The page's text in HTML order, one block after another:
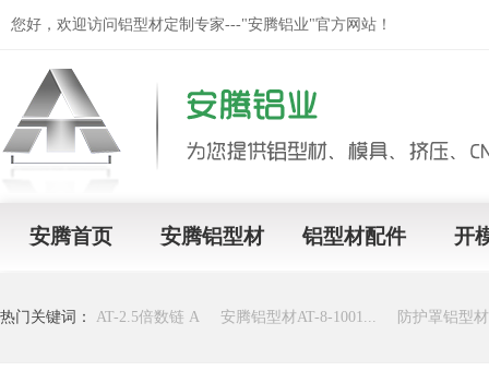
您好，欢迎访问铝型材定制专家---"安腾铝业"官方网站！
安腾首页 安腾铝型材 铝型材配件 开
热门关键词： AT-2.5倍数链 A 安腾铝型材AT-8-1001... 防护罩铝型